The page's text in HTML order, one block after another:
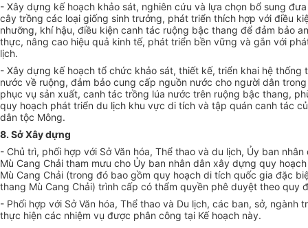
- Xây dựng kế hoạch khảo sát, nghiên cứu và lựa chọn bổ sung
cây trồng các loại giống sinh trưởng, phát triển thích hợp với điều
nhưỡng, khí hậu, điều kiện canh tác ruộng bậc thang để đảm bảo
thực, nâng cao hiệu quả kinh tế, phát triển bền vững và gắn với
lịch.
- Xây dựng kế hoạch tổ chức khảo sát, thiết kế, triển khai hệ thống
nước về ruộng, đảm bảo cung cấp nguồn nước cho người dân
phục vụ sản xuất, canh tác trồng lúa nước trên ruộng bậc thang,
quy hoạch phát triển du lịch khu vực di tích và tập quán canh tác
dân tộc Mông.
8. Sở Xây dựng
- Chủ trì, phối hợp với Sở Văn hóa, Thể thao và du lịch, Ủy ban nhân
Mù Cang Chải tham mưu cho Ủy ban nhân dân xây dựng quy
Mù Cang Chải (trong đó bao gồm quy hoạch di tích quốc gia đặc
thang Mù Cang Chải) trình cấp có thẩm quyền phê duyệt theo quy
- Phối hợp với Sở Văn hóa, Thể thao và Du lịch, các ban, sở, ngành
thực hiện các nhiệm vụ được phân công tại Kế hoạch này.